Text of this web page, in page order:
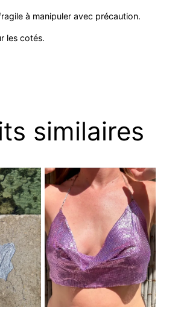
à manipuler avec précaution.
les cotés.
similaires